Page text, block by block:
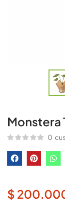
Monstera
0
$